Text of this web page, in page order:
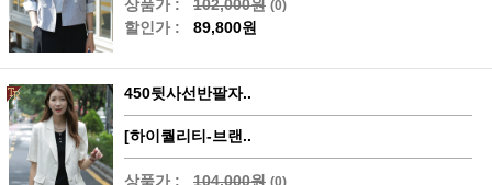
상품가 : 102,000원 (0)
할인가 : 89,800원
450뒷사선반팔자..
[하이퀄리티-브랜..
상품가 : 104,000원 (0)